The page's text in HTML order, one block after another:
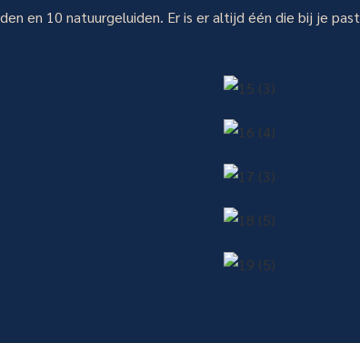
en 10 natuurgeluiden. Er is er altijd één die bij je past